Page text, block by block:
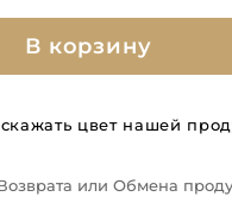
В корзину
цвет нашей
или Обмена